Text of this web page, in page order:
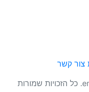
צור קשר